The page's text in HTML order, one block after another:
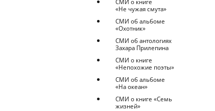
СМИ о книге
«Не чужая смута»
СМИ об альбоме
«Охотник»
СМИ об антологиях
Захара Прилепина
СМИ о книге
«Непохожие поэты»
СМИ об альбоме
«На океан»
СМИ о книге «Семь
жизней»